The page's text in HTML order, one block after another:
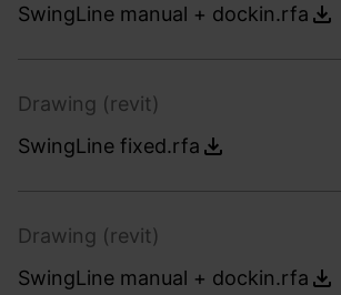
SwingLine manual + dockin.rfa
Drawing (revit)
SwingLine fixed.rfa
Drawing (revit)
SwingLine manual + dockin.rfa